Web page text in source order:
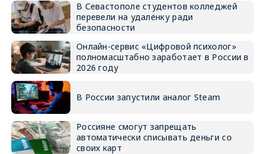
В Севастополе студентов колледжей
перевели на удалёнку ради
безопасности
Онлайн-сервис «Цифровой психолог»
полномасштабно заработает в России в
2026 году
В России запустили аналог Steam
Россияне смогут запрещать
автоматически списывать деньги со
своих карт